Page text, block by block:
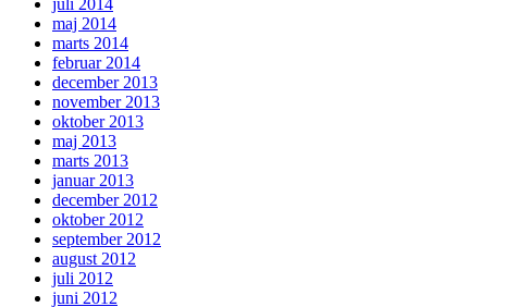
maj 2014
marts 2014
februar 2014
december 2013
november 2013
oktober 2013
maj 2013
marts 2013
januar 2013
december 2012
oktober 2012
september 2012
august 2012
juli 2012
juni 2012